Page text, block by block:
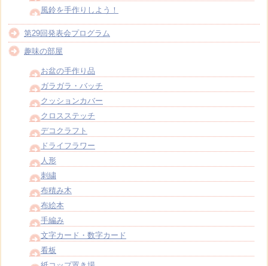
風鈴を手作りしよう！
第29回発表会プログラム
趣味の部屋
お盆の手作り品
ガラガラ・バッチ
クッションカバー
クロスステッチ
デコクラフト
ドライフラワー
人形
刺繍
布積み木
布絵本
手編み
文字カード・数字カード
看板